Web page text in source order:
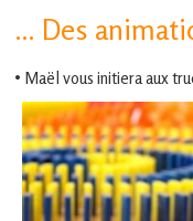
… Des
• Maël vous initiera aux